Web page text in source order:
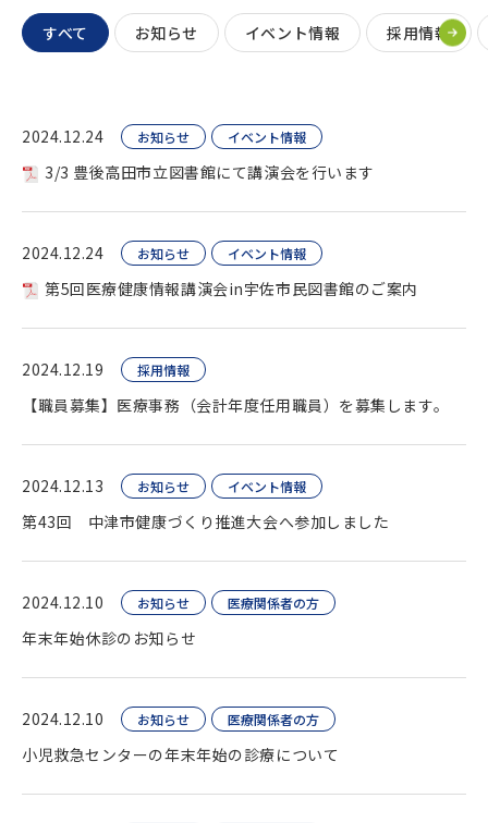
すべて お知らせ イベント情報 採用情報
2024.12.24 お知らせ イベント情報
3/3 豊後高田市立図書館にて講演会を行います
2024.12.24 お知らせ イベント情報
第5回医療健康情報講演会in宇佐市民図書館のご案内
2024.12.19 採用情報
【職員募集】医療事務（会計年度任用職員）を募集します。
2024.12.13 お知らせ イベント情報
第43回 中津市健康づくり推進大会へ参加しました
2024.12.10 お知らせ 医療関係者の方
年末年始休診のお知らせ
2024.12.10 お知らせ 医療関係者の方
小児救急センターの年末年始の診療について